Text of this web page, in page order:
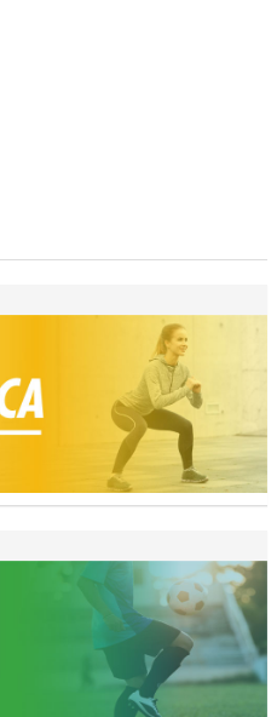
traccia il bilancio della stagione